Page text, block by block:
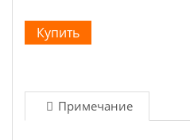
Примечание